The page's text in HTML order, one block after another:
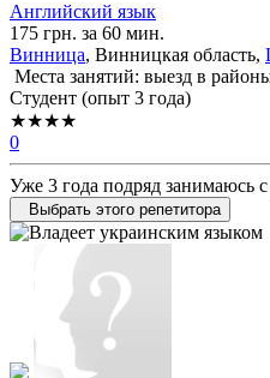
Английский язык
175 грн. за 60 мин.
Винница, Винницкая область,
Места занятий: выезд в
Cтудент (опыт 3 года)
★★★★
0
Уже 3 года подряд занимаюсь
Выбрать этого репетитора